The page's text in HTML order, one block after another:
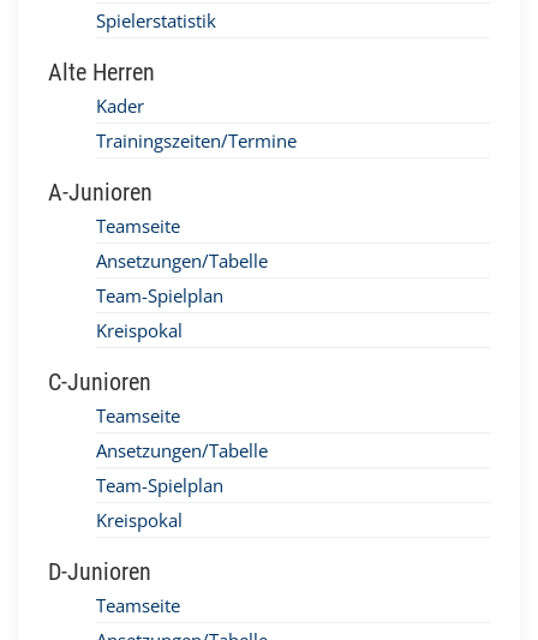
Spielerstatistik
Alte Herren
Kader
Trainingszeiten/Termine
A-Junioren
Teamseite
Ansetzungen/Tabelle
Team-Spielplan
Kreispokal
C-Junioren
Teamseite
Ansetzungen/Tabelle
Team-Spielplan
Kreispokal
D-Junioren
Teamseite